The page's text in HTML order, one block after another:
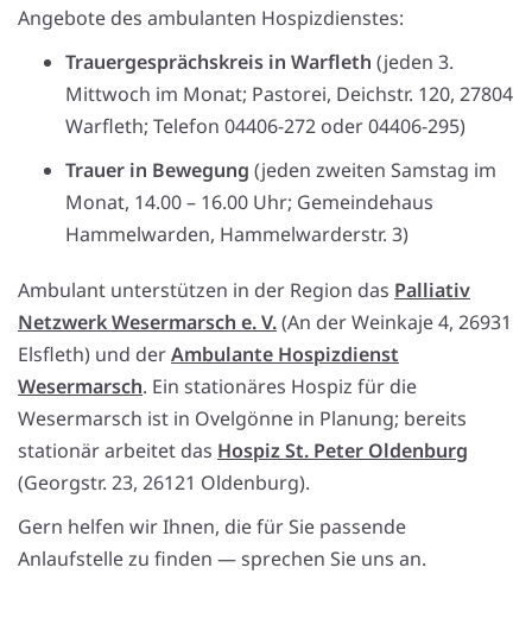
Angebote des ambulanten Hospizdienstes:
Trauergesprächskreis in Warfleth (jeden 3.
Mittwoch im Monat; Pastorei, Deichstr. 120, 27804
Warfleth; Telefon 04406-272 oder 04406-295)
Trauer in Bewegung (jeden zweiten Samstag im
Monat, 14.00 – 16.00 Uhr; Gemeindehaus
Hammelwarden, Hammelwarderstr. 3)
Ambulant unterstützen in der Region das Palliativ
Netzwerk Wesermarsch e. V.(An der Weinkaje 4, 26931
Elsfleth) und derAmbulante Hospizdienst
Wesermarsch. Ein stationäres Hospiz für die
Wesermarsch ist in Ovelgönne in Planung; bereits
stationär arbeitet das Hospiz St. Peter Oldenburg
(Georgstr. 23, 26121 Oldenburg).
Gern helfen wir Ihnen, die für Sie passende
Anlaufstelle zu finden — sprechen Sie uns an.